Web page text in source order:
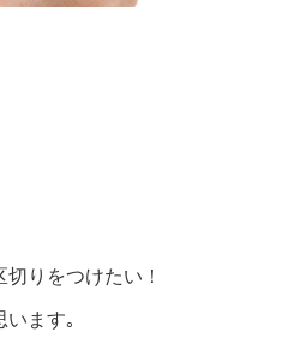
りをつけたい！
ます｡